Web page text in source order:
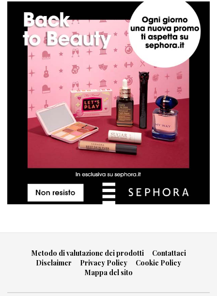
Metodo di valutazione dei prodotti
Contattaci
Disclaimer
Privacy Policy
Cookie Policy
Mappa del sito